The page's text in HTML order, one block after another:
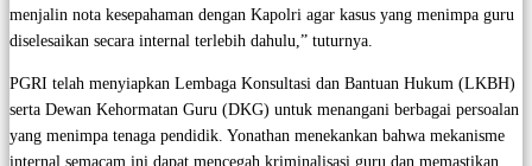
menjalin nota kesepahaman dengan Kapolri agar kasus yang menimpa guru
diselesaikan secara internal terlebih dahulu,” tuturnya.
PGRI telah menyiapkan Lembaga Konsultasi dan Bantuan Hukum (LKBH)
serta Dewan Kehormatan Guru (DKG) untuk menangani berbagai persoalan
yang menimpa tenaga pendidik. Yonathan menekankan bahwa mekanisme
internal semacam ini dapat mencegah kriminalisasi guru dan memastikan